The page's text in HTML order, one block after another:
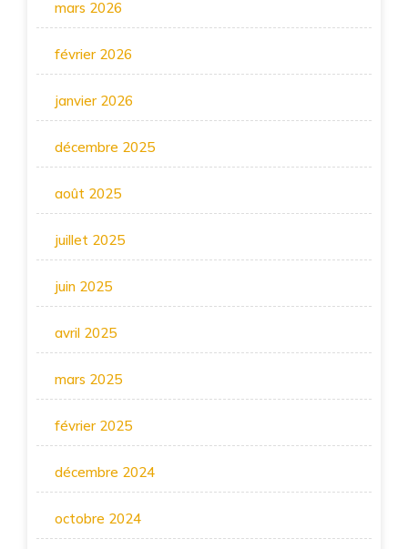
mars 2026
février 2026
janvier 2026
décembre 2025
août 2025
juillet 2025
juin 2025
avril 2025
mars 2025
février 2025
décembre 2024
octobre 2024